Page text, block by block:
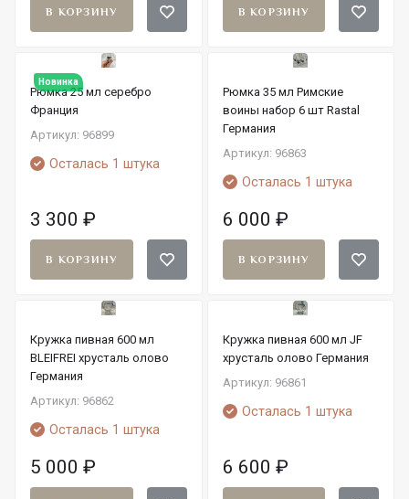
В КОРЗИНУ В КОРЗИНУ
Новинка
Рюмка 25 мл серебро
Франция
Артикул: 96899
Осталась 1 штука
3 300 ₽
В КОРЗИНУ
Рюмка 35 мл Римские
воины набор 6 шт Rastal
Германия
Артикул: 96863
Осталась 1 штука
6 000 ₽
В КОРЗИНУ
Кружка пивная 600 мл
BLEIFREI хрусталь олово
Германия
Артикул: 96862
Осталась 1 штука
5 000 ₽
Кружка пивная 600 мл JF
хрусталь олово Германия
Артикул: 96861
Осталась 1 штука
6 600 ₽